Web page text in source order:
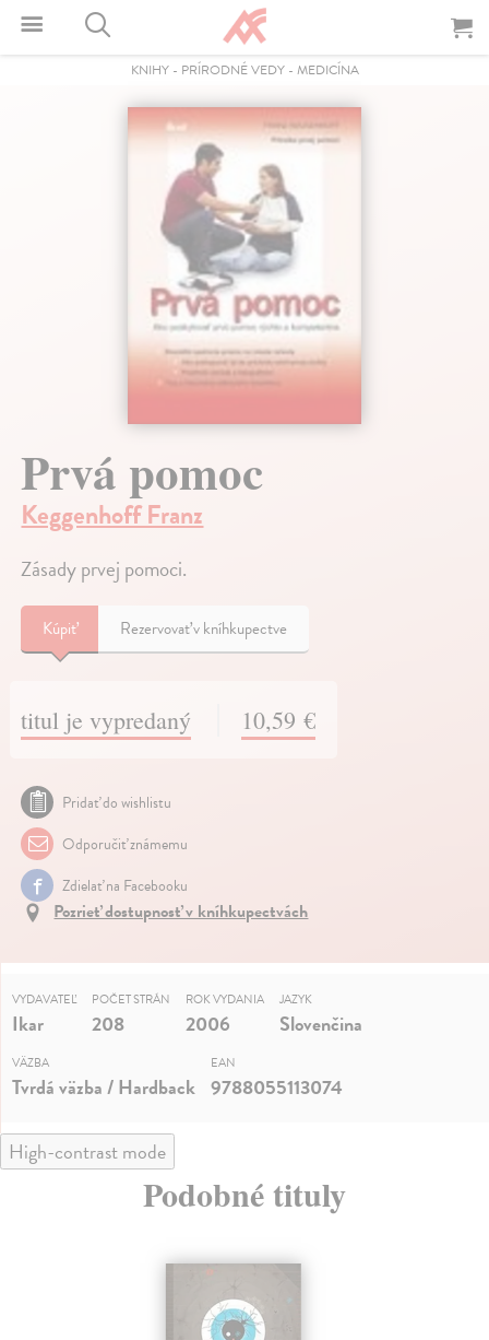
KNIHY- PRÍRODNÉ VEDY- MEDICÍNA
Prvá pomoc
Keggenhoff Franz
Zásady prvej pomoci.
Kúpiť Rezervovať v kníhkupectve
titul je vypredaný 10,59 €
Pridať do wishlistu
Odporučiť známemu
Zdielať na Facebooku
Pozrieť dostupnosť v kníhkupectvách
VYDAVATEĽ
Ikar
POČET STRÁN
208
ROK VYDANIA
2006
JAZYK
Slovenčina
VÄZBA
Tvrdá väzba / Hardback
EAN
9788055113074
High-contrast mode
Podobné tituly